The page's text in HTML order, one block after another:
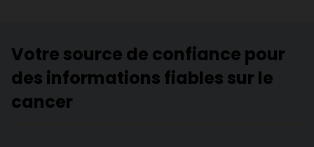
Votre source de confiance pour
des informations fiables sur le
cancer